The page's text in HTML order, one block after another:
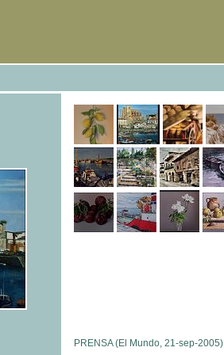
PRENSA (El Mundo, 21-sep-2005)